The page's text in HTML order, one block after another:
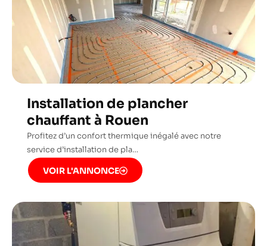
Installation de plancher
chauffant à Rouen
Profitez d’un confort thermique inégalé avec notre
service d’installation de pla…
VOIR L'ANNONCE